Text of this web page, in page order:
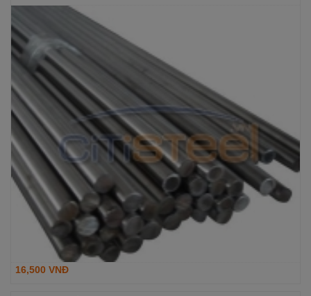
16,500 VNĐ